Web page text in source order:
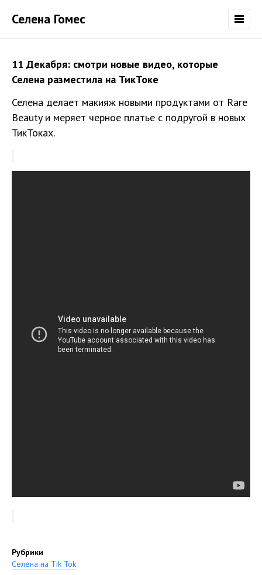
Селена Гомес
11 Декабря: смотри новые видео, которые
Селена разместила на ТикТоке
Селена делает макияж новыми продуктами от Rare
Beauty и меряет черное платье с подругой в новых
ТикТоках.
Рубрики
Селена на Tik Tok